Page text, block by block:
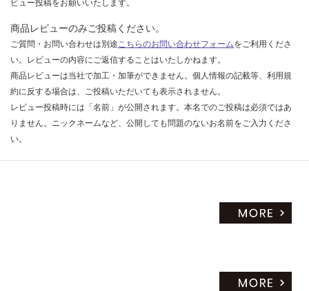
ビュー投稿をお願いいたします。
商品レビューのみご投稿ください。
ご質問・お問い合わせは別途こちらのお問い合わせフォームをご利用くださ
い。レビューの内容にご返信することはいたしかねます。
商品レビューは当社で加工・加筆ができません。個人情報の記載等、利用規
約に反する場合は、ご投稿いただいても表示されません。
レビュー投稿時には「名前」が公開されます。本名でのご投稿は必須ではあ
りません。ニックネームなど、公開しても問題のないお名前をご入力くださ
い。